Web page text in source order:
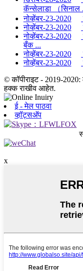
कॅन्सेलाडा （सिनाल
नोव्हेंबर-23-2020
नोव्हेंबर-23-2020
नोव्हेंबर-23-2020
बँक ...
नोव्हेंबर-23-2020
नोव्हेंबर-23-2020
© कॉपीराइट - 2019-
हक्क राखीव आहेत.
ई - मेल पाठवा
व्हॉट्सअ‍ॅप
x